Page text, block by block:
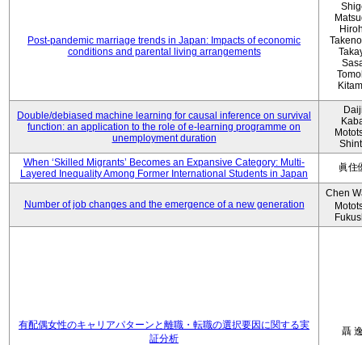
Post-pandemic marriage trends in Japan: Impacts of economic
conditions and parental living arrangements
Double/debiased machine learning for causal inference on survival
function: an application to the role of e-learning programme on
unemployment duration
When ‘Skilled Migrants’ Becomes an Expansive Category: Multi-
Layered Inequality Among Former International Students in Japan
眞住
Number of job changes and the emergence of a new generation
Chen
有配偶女性のキャリアパターンと離職・転職の選択要因に関する実
証分析
聶